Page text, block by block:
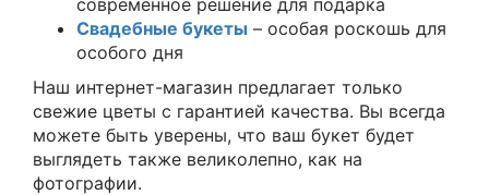
Свадебные букеты – особая роскошь для
особого дня
Наш интернет-магазин предлагает только
свежие цветы с гарантией качества. Вы всегда
можете быть уверены, что ваш букет будет
выглядеть также великолепно, как на
фотографии.